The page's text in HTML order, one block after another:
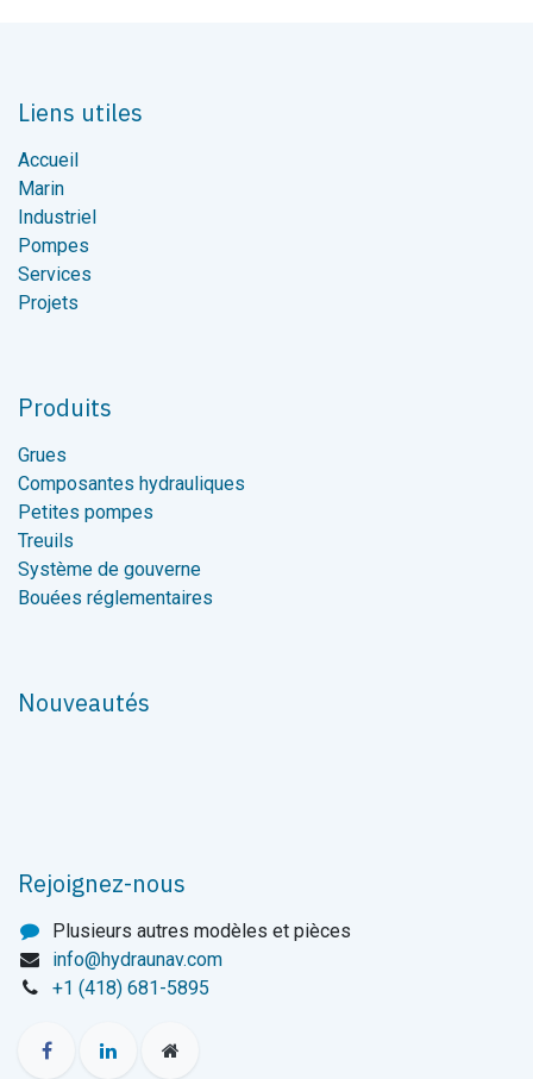
Liens utiles
Accueil
Marin
Industriel
Pompes
Services
Projets
Produits
Grues
Composantes hydrauliques
Petites pompes
Treuils
Système de gouverne
Bouées réglementaires
Nouveautés
Rejoignez-nous
Plusieurs autres modèles et pièces
info@hydraunav.com
+1 (418) 681-5895